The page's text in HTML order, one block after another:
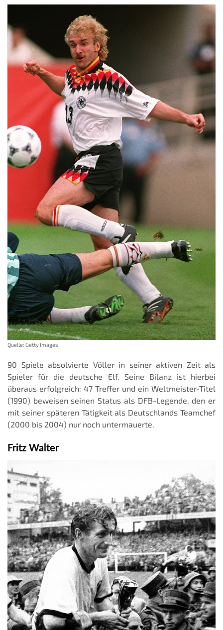
Quelle: Getty Images
90 Spiele absolvierte Völler in seiner aktiven Zeit als
Spieler für die deutsche Elf. Seine Bilanz ist hierbei
überaus erfolgreich: 47 Treffer und ein Weltmeister-Titel
(1990) beweisen seinen Status als DFB-Legende, den er
mit seiner späteren Tätigkeit als Deutschlands Teamchef
(2000 bis 2004) nur noch untermauerte.
Fritz Walter